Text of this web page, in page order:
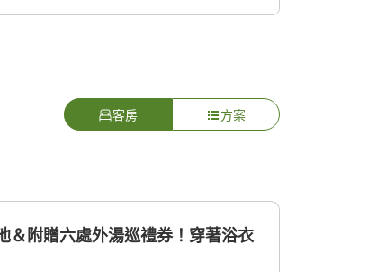
客房 方案
＆附贈六處外湯巡禮券！穿著浴衣